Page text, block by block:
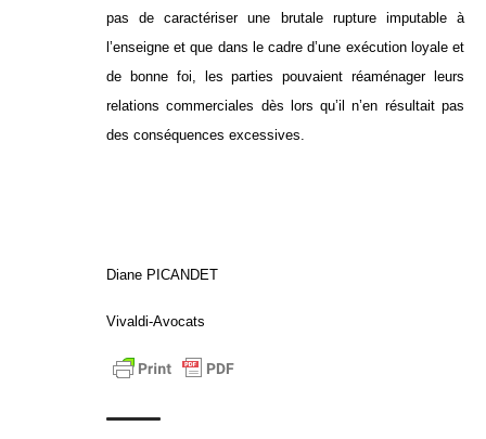
pas de caractériser une brutale rupture imputable à
l’enseigne et que dans le cadre d’une exécution loyale et
de bonne foi, les parties pouvaient réaménager leurs
relations commerciales dès lors qu’il n’en résultait pas
des conséquences excessives.
Diane PICANDET
Vivaldi-Avocats